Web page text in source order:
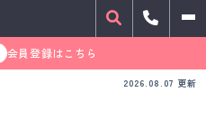
会員登録はこちら
2026.08.07 更新